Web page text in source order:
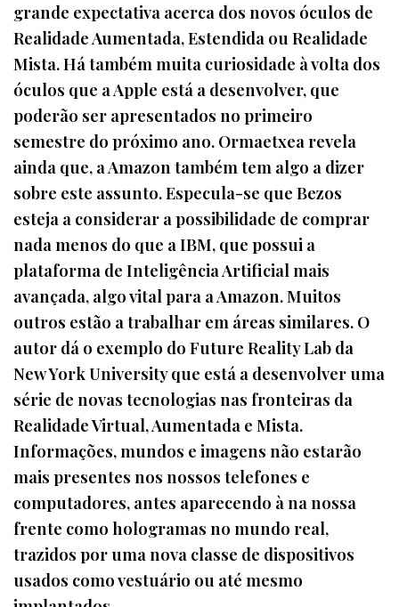
grande expectativa acerca dos novos óculos de
Realidade Aumentada, Estendida ou Realidade
Mista. Há também muita curiosidade à volta dos
óculos que a Apple está a desenvolver, que
poderão ser apresentados no primeiro
semestre do próximo ano. Ormaetxea revela
ainda que, a Amazon também tem algo a dizer
sobre este assunto. Especula-se que Bezos
esteja a considerar a possibilidade de comprar
nada menos do que a IBM, que possui a
plataforma de Inteligência Artificial mais
avançada, algo vital para a Amazon. Muitos
outros estão a trabalhar em áreas similares. O
autor dá o exemplo do Future Reality Lab da
New York University que está a desenvolver uma
série de novas tecnologias nas fronteiras da
Realidade Virtual, Aumentada e Mista.
Informações, mundos e imagens não estarão
mais presentes nos nossos telefones e
computadores, antes aparecendo à na nossa
frente como hologramas no mundo real,
trazidos por uma nova classe de dispositivos
usados como vestuário ou até mesmo